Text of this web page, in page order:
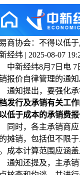
商协会：不得以低
经纬 | 2025-08-07
新经纬8月7日电 7
报价自律管理的通知
知提出，要强化承
发行及承销有关工
低于成本的承销费
时，各主承销商应
摊销，包括但不限
成本计算范围应涵
知还提及，主承销